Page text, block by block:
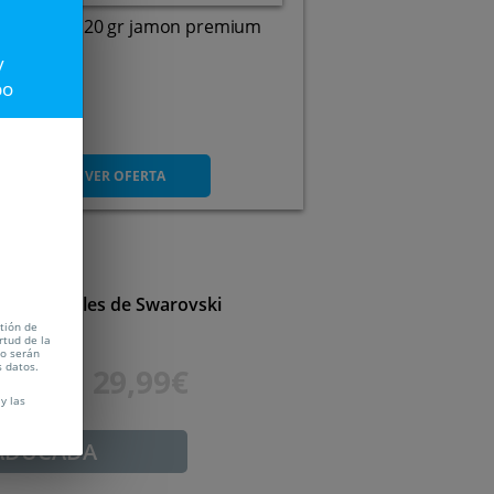
de 120 gr jamon premium
a domicilio
46
VER OFERTA
y cristales de Swarovski
de
de la
serán
datos.
las